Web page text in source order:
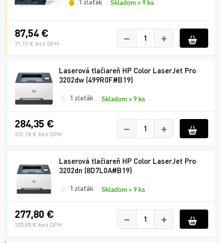
Skladom > 9 ks
87,54 €
71,17 € bez DPH − +
Laserová tlačiareň HP Color LaserJet Pro
3202dw (499R0F#B19)
1 zlaťák Skladom > 9 ks
284,35 €
231,18 € bez DPH − +
Laserová tlačiareň HP Color LaserJet Pro
3202dn (8D7L0A#B19)
1 zlaťák Skladom > 9 ks
277,80 €
225,85 € bez DPH − +